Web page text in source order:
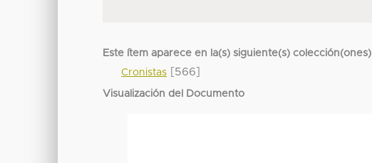
Este ítem aparece en la(s) siguiente(s) colección(ones)
Cronistas [566]
Visualización del Documento